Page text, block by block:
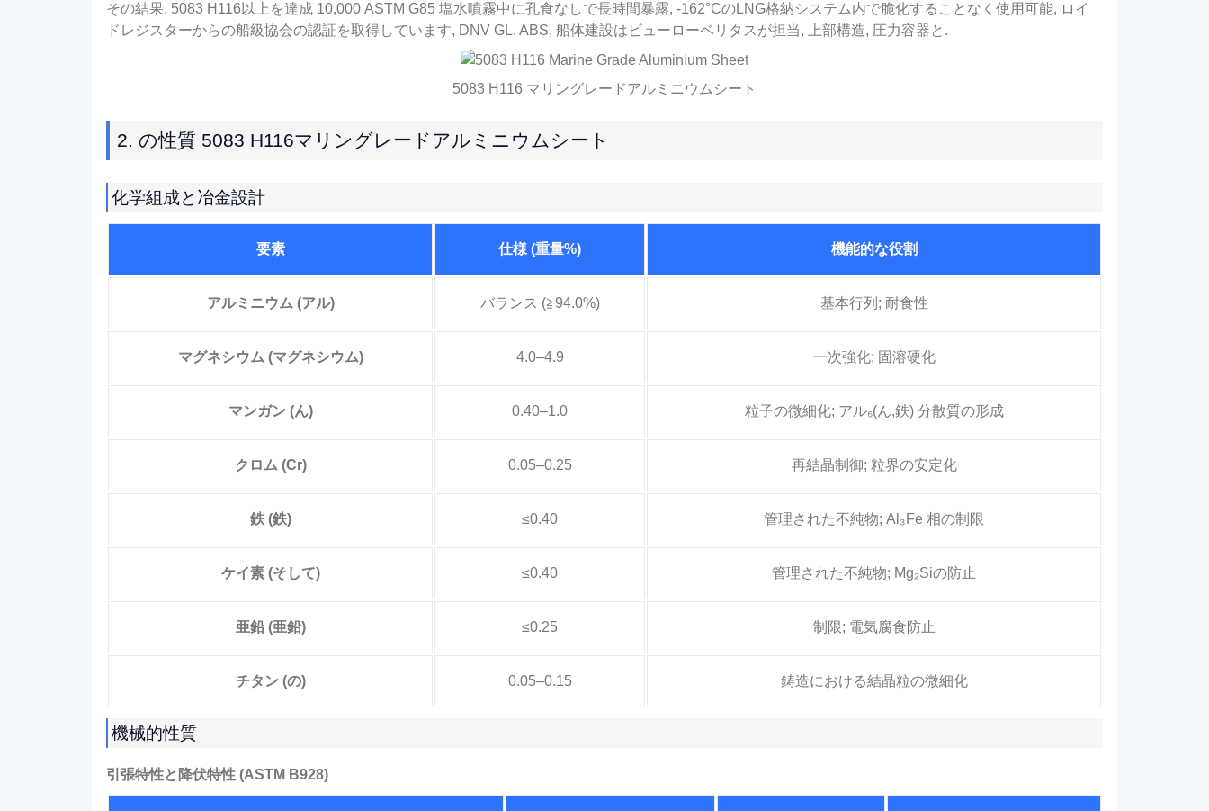
その結果, 5083 H116以上を達成 10,000 ASTM G85 塩水噴霧中に孔食なしで長時間暴露, -162°CのLNG格納システム内で脆化することなく使用可能, ロイ
ドレジスターからの船級協会の認証を取得しています, DNV GL, ABS, 船体建設はビューローベリタスが担当, 上部構造, 圧力容器と.
5083 H116 マリングレードアルミニウムシート
2. の性質 5083 H116マリングレードアルミニウムシート
化学組成と冶金設計
要素 仕様 (重量%) 機能的な役割
アルミニウム (アル) バランス (≧94.0%) 基本行列; 耐食性
マグネシウム (マグネシウム) 4.0–4.9 一次強化; 固溶硬化
マンガン (ん) 0.40–1.0 粒子の微細化; アル₆(ん,鉄) 分散質の形成
クロム (Cr) 0.05–0.25 再結晶制御; 粒界の安定化
鉄 (鉄) ≤0.40 管理された不純物; Al₃Fe 相の制限
ケイ素 (そして) ≤0.40 管理された不純物; Mg₂Siの防止
亜鉛 (亜鉛) ≤0.25 制限; 電気腐食防止
チタン (の) 0.05–0.15 鋳造における結晶粒の微細化
機械的性質
引張特性と降伏特性 (ASTM B928)